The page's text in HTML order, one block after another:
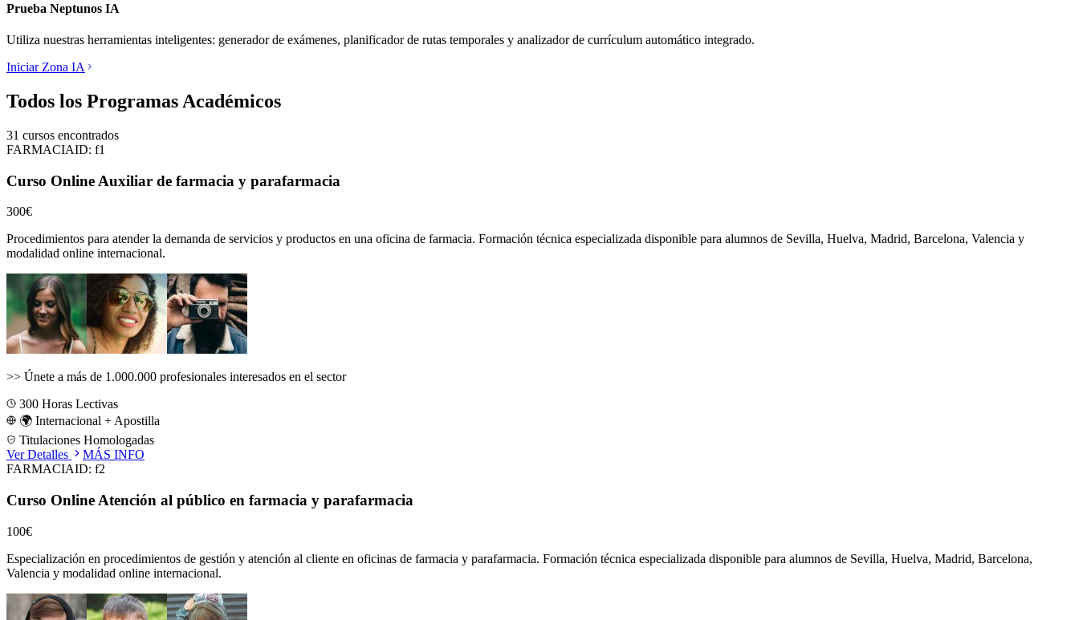
Prueba Neptunos IA
Utiliza nuestras herramientas inteligentes: generador de exámenes, planificador de rutas temporales y analizador de currículum automático integrado.
Iniciar Zona IA
Todos los Programas Académicos
31 cursos encontrados
FARMACIAID: f1
Curso Online Auxiliar de farmacia y parafarmacia
300€
Procedimientos para atender la demanda de servicios y productos en una oficina de farmacia. Formación técnica especializada disponible para alumnos de Sevilla, Huelva, Madrid, Barcelona, Valencia y
modalidad online internacional.
>> Únete a más de 1.000.000 profesionales interesados en el sector
300 Horas Lectivas
🌍 Internacional + Apostilla
Titulaciones Homologadas
Ver Detalles
MÁS INFO
FARMACIAID: f2
Curso Online Atención al público en farmacia y parafarmacia
100€
Especialización en procedimientos de gestión y atención al cliente en oficinas de farmacia y parafarmacia. Formación técnica especializada disponible para alumnos de Sevilla, Huelva, Madrid, Barcelona,
Valencia y modalidad online internacional.